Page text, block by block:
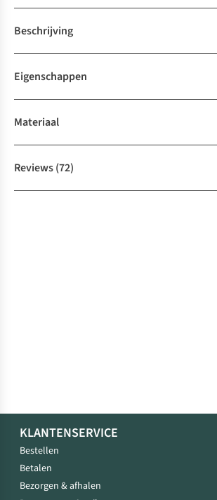
Beschrijving
Eigenschappen
Materiaal
Reviews(72)
KLANTENSERVICE
Bestellen
Betalen
Bezorgen & afhalen